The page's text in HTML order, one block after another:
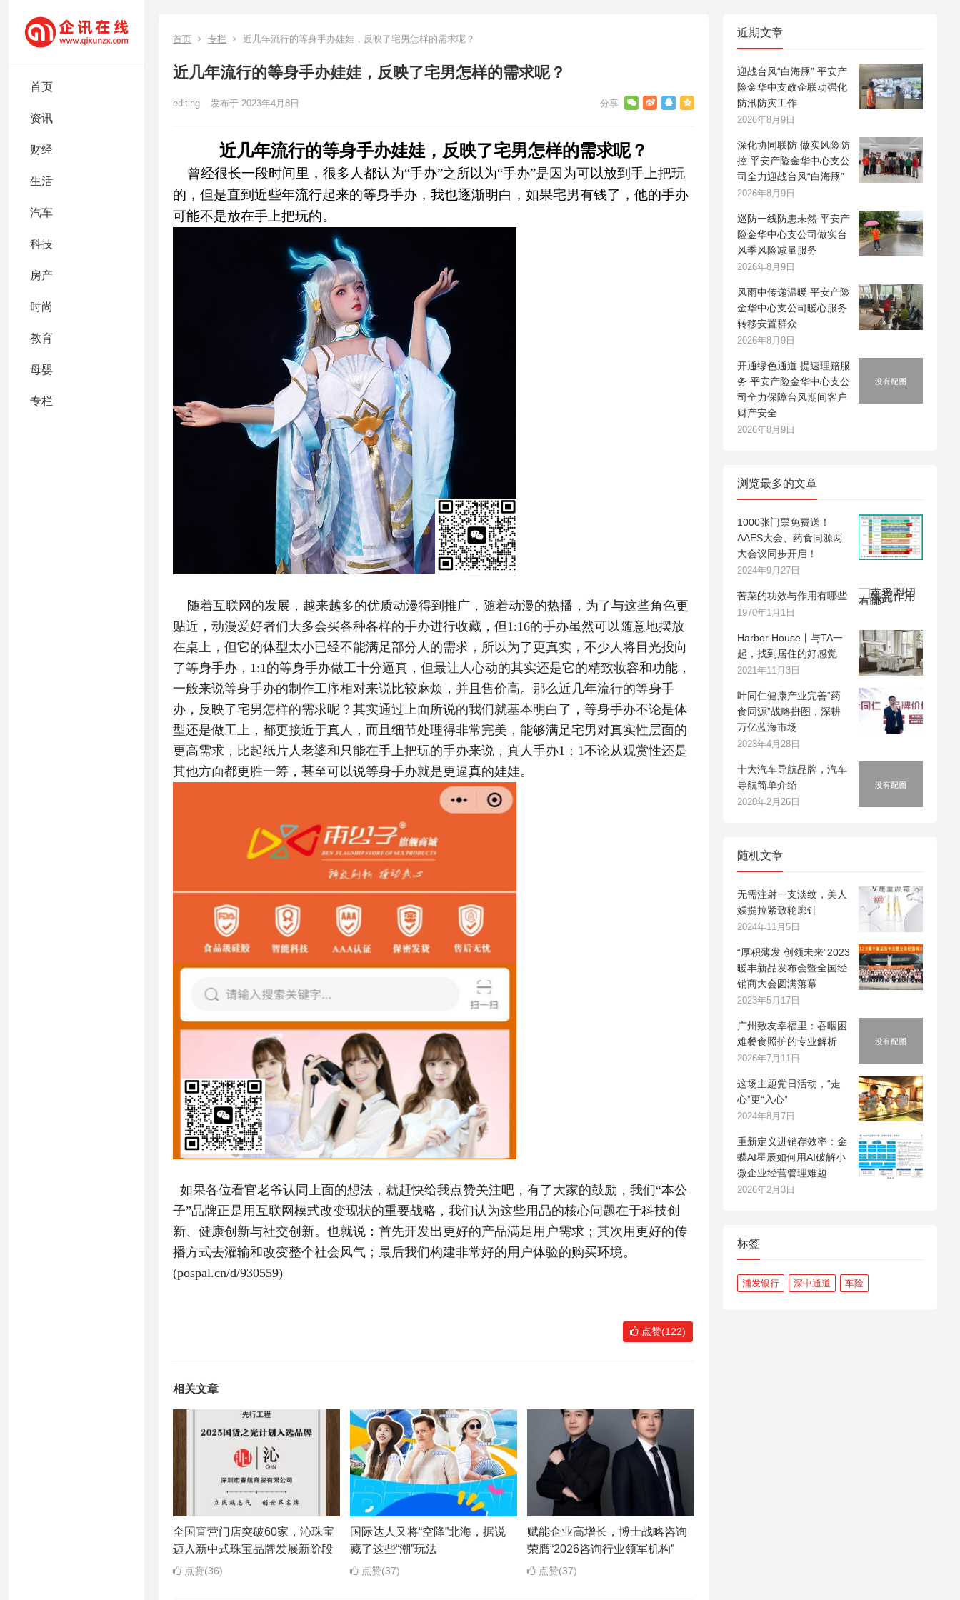
首页
资讯
财经
生活
汽车
科技
房产
时尚
教育
母婴
专栏
首页 专栏 近几年流行的等身手办娃娃，反映了宅男怎样的需求呢？
近几年流行的等身手办娃娃，反映了宅男怎样的需求呢？
editing 发布于 2023年4月8日
近几年流行的等身手办娃娃，反映了宅男怎样的需求呢？
曾经很长一段时间里，很多人都认为“手办”之所以为“手办”是因为可以放到手上把玩
的，但是直到近些年流行起来的等身手办，我也逐渐明白，如果宅男有钱了，他的手办
可能不是放在手上把玩的。
随着互联网的发展，越来越多的优质动漫得到推广，随着动漫的热播，为了与这些角色更
贴近，动漫爱好者们大多会买各种各样的手办进行收藏，但1:16的手办虽然可以随意地摆放
在桌上，但它的体型太小已经不能满足部分人的需求，所以为了更真实，不少人将目光投向
了等身手办，1:1的等身手办做工十分逼真，但最让人心动的其实还是它的精致妆容和功能，
一般来说等身手办的制作工序相对来说比较麻烦，并且售价高。那么近几年流行的等身手
办，反映了宅男怎样的需求呢？其实通过上面所说的我们就基本明白了，等身手办不论是体
型还是做工上，都更接近于真人，而且细节处理得非常完美，能够满足宅男对真实性层面的
更高需求，比起纸片人老婆和只能在手上把玩的手办来说，真人手办1：1不论从观赏性还是
其他方面都更胜一筹，甚至可以说等身手办就是更逼真的娃娃。
如果各位看官老爷认同上面的想法，就赶快给我点赞关注吧，有了大家的鼓励，我们“本公
子”品牌正是用互联网模式改变现状的重要战略，我们认为这些用品的核心问题在于科技创
新、健康创新与社交创新。也就说：首先开发出更好的产品满足用户需求；其次用更好的传
播方式去灌输和改变整个社会风气；最后我们构建非常好的用户体验的购买环境。
(pospal.cn/d/930559)
点赞(122)
相关文章
全国直营门店突破60家，沁珠宝
迈入新中式珠宝品牌发展新阶段
点赞(36)
国际达人又将“空降”北海，据说
藏了这些“潮”玩法
点赞(37)
赋能企业高增长，博士战略咨询
荣膺“2026咨询行业领军机构”
点赞(37)
近期文章
迎战台风“白海豚” 平安产
险金华中支政企联动强化
防汛防灾工作
2026年8月9日
深化协同联防 做实风险防
控 平安产险金华中心支公
司全力迎战台风“白海豚”
2026年8月9日
巡防一线防患未然 平安产
险金华中心支公司做实台
风季风险减量服务
2026年8月9日
风雨中传递温暖 平安产险
金华中心支公司暖心服务
转移安置群众
2026年8月9日
开通绿色通道 提速理赔服
务 平安产险金华中心支公
司全力保障台风期间客户
财产安全
2026年8月9日
浏览最多的文章
1000张门票免费送！
AAES大会、药食同源两
大会议同步开启！
2024年9月27日
苦菜的功效与作用有哪些
1970年1月1日
Harbor House丨与TA一
起，找到居住的好感觉
2021年11月3日
叶同仁健康产业完善“药
食同源”战略拼图，深耕
万亿蓝海市场
2023年4月28日
十大汽车导航品牌，汽车
导航简单介绍
2020年2月26日
随机文章
无需注射一支淡纹，美人
媄提拉紧致轮廓针
2024年11月5日
“厚积薄发 创领未来”2023
暖丰新品发布会暨全国经
销商大会圆满落幕
2023年5月17日
广州致友幸福里：吞咽困
难餐食照护的专业解析
2026年7月11日
这场主题党日活动，“走
心”更“入心”
2024年8月7日
重新定义进销存效率：金
蝶AI星辰如何用AI破解小
微企业经营管理难题
2026年2月3日
标签
浦发银行 深中通道 车险